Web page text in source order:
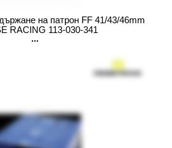
на патрон FF 41/43/46mm
RACING 113-030-341